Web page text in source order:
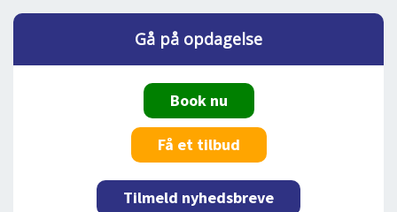
Gå på opdagelse
Book nu
Få et tilbud
Tilmeld nyhedsbreve